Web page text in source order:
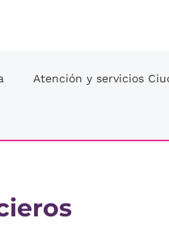
Atención y servicios